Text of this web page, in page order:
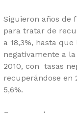
Siguieron años de
para tratar de
a 18,3%, hasta
negativamente a
2010, con tasas
recuperándose en
5,6%.